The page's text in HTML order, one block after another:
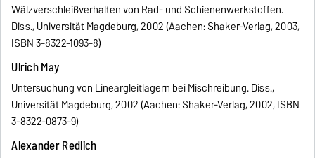
Wälzverschleißverhalten von Rad- und Schienenwerkstoffen.
Diss., Universität Magdeburg, 2002 (Aachen: Shaker-Verlag, 2003,
ISBN 3-8322-1093-8)
Ulrich May
Untersuchung von Lineargleitlagern bei Mischreibung. Diss.,
Universität Magdeburg, 2002 (Aachen: Shaker-Verlag, 2002, ISBN
3-8322-0873-9)
Alexander Redlich